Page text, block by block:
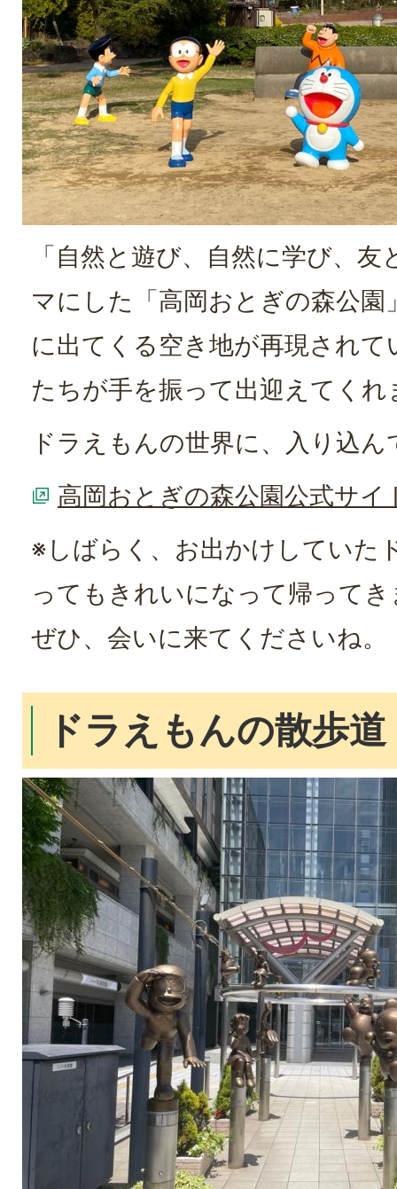
「自然と遊び、自然に学び、
マにした「高岡おとぎの森公
に出てくる空き地が再現され
たちが手を振って出迎えてくれ
ドラえもんの世界に、入り込
高岡おとぎの森公園公式サイ
※しばらく、お出かけしていた
ってもきれいになって帰って
ぜひ、会いに来てくださいね。
ドラえもんの散歩道